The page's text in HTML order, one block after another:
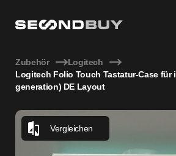
Zubehör
Logitech
Logitech Folio Touch Tastatur-Case für
generation) DE Layout
Vergleichen